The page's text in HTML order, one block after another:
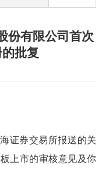
份有限公司首次
批复
证券交易所报送的关
上市的审核意见及你